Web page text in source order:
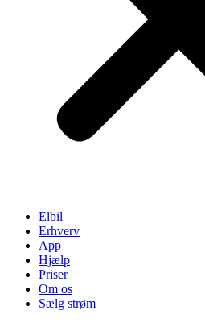
Elbil
Erhverv
App
Hjælp
Priser
Om os
Sælg strøm